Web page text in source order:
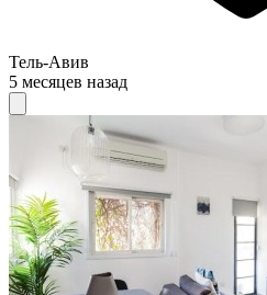
Тель-Авив
5 месяцев назад